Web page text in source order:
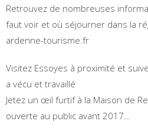
Retrouvez de nombreuses
faut voir et où séjourner dans la
ardenne-tourisme.fr
Visitez Essoyes à proximité et
a vécu et travaillé
Jetez un œil furtif à la Maison de
ouverte au public avant 2017…